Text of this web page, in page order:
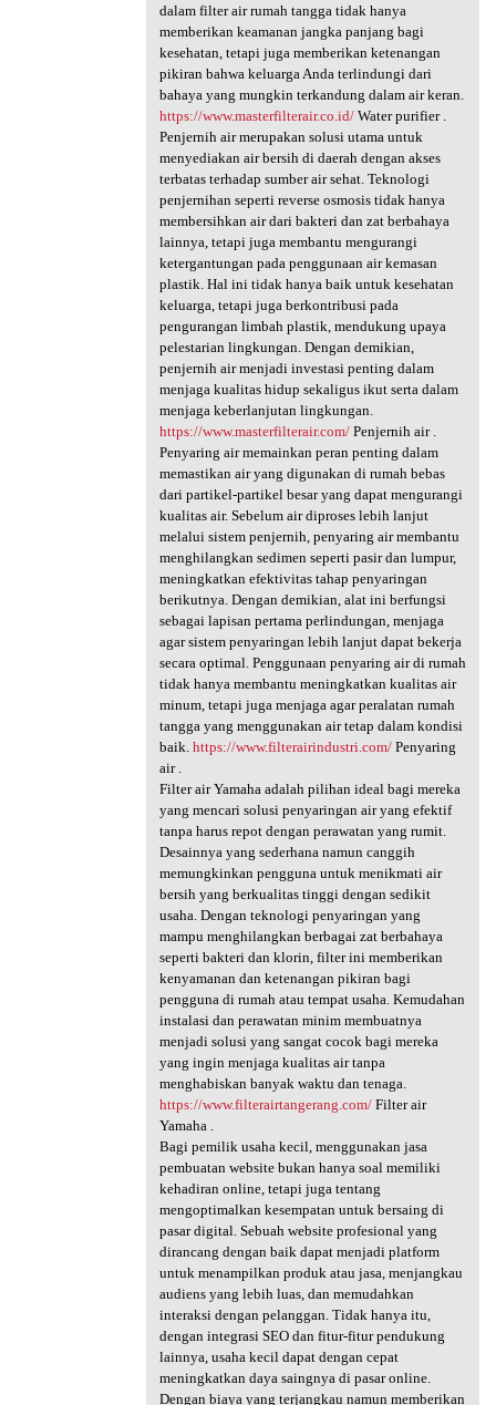
dalam filter air rumah tangga tidak hanya
memberikan keamanan jangka panjang bagi
kesehatan, tetapi juga memberikan ketenangan
pikiran bahwa keluarga Anda terlindungi dari
bahaya yang mungkin terkandung dalam air keran.
https://www.masterfilterair.co.id/Water purifier .
Penjernih air merupakan solusi utama untuk
menyediakan air bersih di daerah dengan akses
terbatas terhadap sumber air sehat. Teknologi
penjernihan seperti reverse osmosis tidak hanya
membersihkan air dari bakteri dan zat berbahaya
lainnya, tetapi juga membantu mengurangi
ketergantungan pada penggunaan air kemasan
plastik. Hal ini tidak hanya baik untuk kesehatan
keluarga, tetapi juga berkontribusi pada
pengurangan limbah plastik, mendukung upaya
pelestarian lingkungan. Dengan demikian,
penjernih air menjadi investasi penting dalam
menjaga kualitas hidup sekaligus ikut serta dalam
menjaga keberlanjutan lingkungan.
https://www.masterfilterair.com/Penjernih air .
Penyaring air memainkan peran penting dalam
memastikan air yang digunakan di rumah bebas
dari partikel-partikel besar yang dapat mengurangi
kualitas air. Sebelum air diproses lebih lanjut
melalui sistem penjernih, penyaring air membantu
menghilangkan sedimen seperti pasir dan lumpur,
meningkatkan efektivitas tahap penyaringan
berikutnya. Dengan demikian, alat ini berfungsi
sebagai lapisan pertama perlindungan, menjaga
agar sistem penyaringan lebih lanjut dapat bekerja
secara optimal. Penggunaan penyaring air di rumah
tidak hanya membantu meningkatkan kualitas air
minum, tetapi juga menjaga agar peralatan rumah
tangga yang menggunakan air tetap dalam kondisi
baik. https://www.filterairindustri.com/Penyaring
air .
Filter air Yamaha adalah pilihan ideal bagi mereka
yang mencari solusi penyaringan air yang efektif
tanpa harus repot dengan perawatan yang rumit.
Desainnya yang sederhana namun canggih
memungkinkan pengguna untuk menikmati air
bersih yang berkualitas tinggi dengan sedikit
usaha. Dengan teknologi penyaringan yang
mampu menghilangkan berbagai zat berbahaya
seperti bakteri dan klorin, filter ini memberikan
kenyamanan dan ketenangan pikiran bagi
pengguna di rumah atau tempat usaha. Kemudahan
instalasi dan perawatan minim membuatnya
menjadi solusi yang sangat cocok bagi mereka
yang ingin menjaga kualitas air tanpa
menghabiskan banyak waktu dan tenaga.
https://www.filterairtangerang.com/Filter air
Yamaha .
Bagi pemilik usaha kecil, menggunakan jasa
pembuatan website bukan hanya soal memiliki
kehadiran online, tetapi juga tentang
mengoptimalkan kesempatan untuk bersaing di
pasar digital. Sebuah website profesional yang
dirancang dengan baik dapat menjadi platform
untuk menampilkan produk atau jasa, menjangkau
audiens yang lebih luas, dan memudahkan
interaksi dengan pelanggan. Tidak hanya itu,
dengan integrasi SEO dan fitur-fitur pendukung
lainnya, usaha kecil dapat dengan cepat
meningkatkan daya saingnya di pasar online.
Dengan biaya yang terjangkau namun memberikan